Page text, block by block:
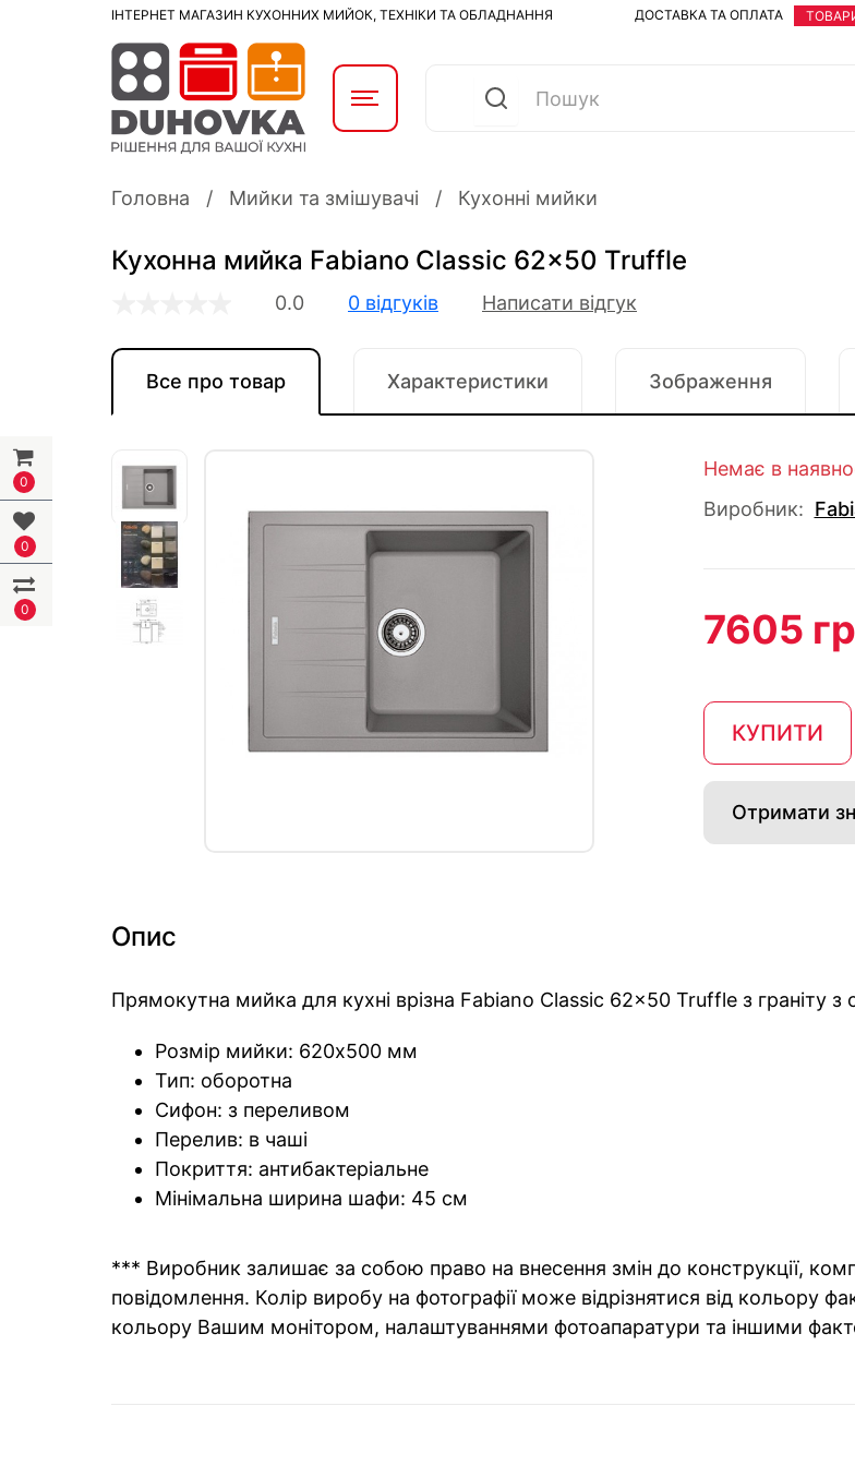
0
0
0
ІНТЕРНЕТ МАГАЗИН КУХОННИХ МИЙОК, ТЕХНІКИ ТА ОБЛАДНАННЯ ДОСТАВКА ТА ОПЛАТА
Головна Мийки та змішувачі Кухонні мийки
Кухонна мийка Fabiano Classic 62x50 Truffle
0.0 0 відгуків Написати відгук
Все про товар Характеристики Зображення
Немає в
Виробник:
7605
КУПИТИ
Отримати
Опис
Прямокутна мийка для кухні врізна Fabiano Classic 62x50 Truffle з граніту
Розмір мийки: 620x500 мм
Тип: оборотна
Сифон: з переливом
Перелив: в чаші
Покриття: антибактеріальне
Мінімальна ширина шафи: 45 см
*** Виробник залишає за собою право на внесення змін до конструкції,
повідомлення. Колір виробу на фотографії може відрізнятися від кольору
кольору Вашим монітором, налаштуваннями фотоапаратури та іншими